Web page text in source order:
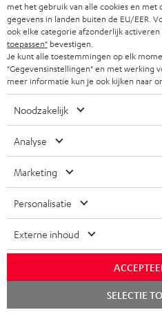
met het gebruik van alle cookies en
gegevens in landen buiten de EU/EER.
ook elke categorie afzonderlijk
toepassen" bevestigen.
Je kunt alle toestemmingen op elk
"Gegevensinstellingen" en met werking
meer informatie kun je ook kijken naar
Noodzakelijk
Analyse
Marketing
Personalisatie
Externe inhoud
SELECTIE